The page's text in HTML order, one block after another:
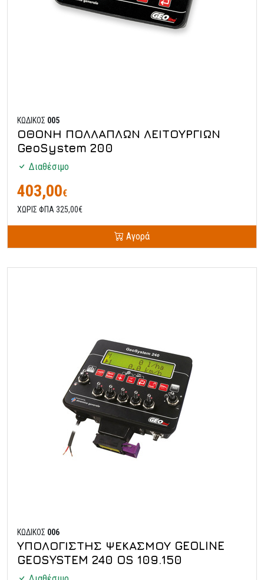
ΚΩΔΙΚΟΣ 005
ΟΘΟΝΗ ΠΟΛΛΑΠΛΩΝ ΛΕΙΤΟΥΡΓΙΩΝ
GeoSystem 200
Διαθέσιμο
403,00€
ΧΩΡΙΣ ΦΠΑ 325,00€
Αγορά
ΚΩΔΙΚΟΣ 006
ΥΠΟΛΟΓΙΣΤΗΣ ΨΕΚΑΣΜΟΥ GEOLINE
GEOSYSTEM 240 OS 109.150